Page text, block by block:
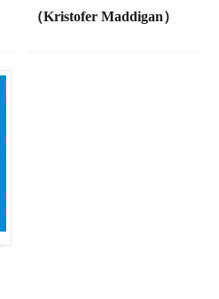
（Kristofer Maddigan）